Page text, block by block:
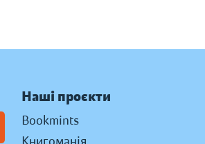
Наші проєкти
Bookmints